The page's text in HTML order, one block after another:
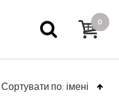
0
Сортувати по: імені